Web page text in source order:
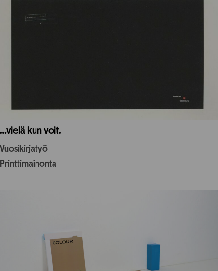
…vielä kun voit.
Vuosikirjatyö
Printtimainonta